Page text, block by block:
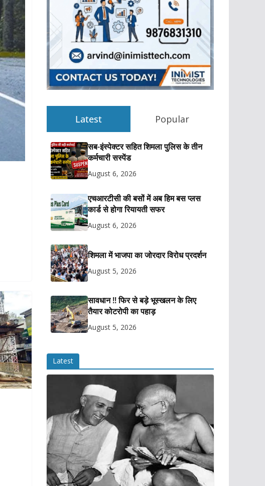
Latest Popular
सब-इंस्पेक्टर सहित शिमला पुलिस के तीन
कर्मचारी सस्पेंड
August 6, 2026
एचआरटीसी की बसों में अब हिम बस प्लस
कार्ड से होगा रियायती सफर
August 6, 2026
शिमला में भाजपा का जोरदार विरोध प्रदर्शन
August 5, 2026
सावधान !! फिर से बड़े भूस्खलन के लिए
तैयार कोटरोपी का पहाड़
August 5, 2026
Latest